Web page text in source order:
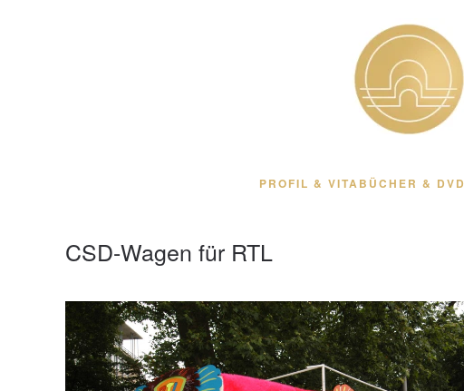
PROFIL & VITA BÜCHER & DVD
CSD-Wagen für RTL